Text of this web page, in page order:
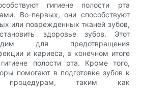
гигиене полости рта
Во-первых, они способствуют
или поврежденных тканей зубов,
здоровье зубов. Этот
для предотвращения
и кариеса, в конечном итоге
полости рта. Кроме того,
помогают в подготовке зубов к
процедурам, таким как